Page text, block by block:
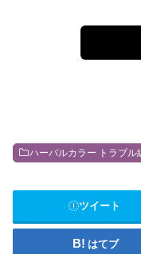
ハーバルカラー トラブル
ツイート
はてブ